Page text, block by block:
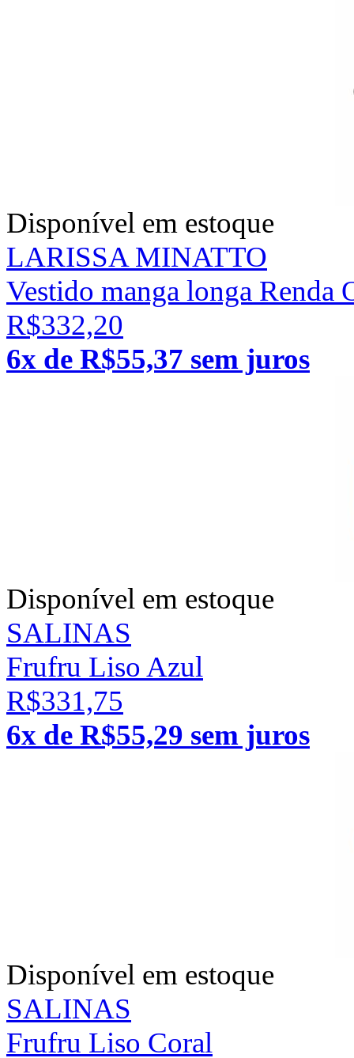
Disponível em estoque
LARISSA MINATTO
Vestido manga longa Renda
R$332,20
6x de R$55,37 sem juros
Disponível em estoque
SALINAS
Frufru Liso Azul
R$331,75
6x de R$55,29 sem juros
Disponível em estoque
SALINAS
Frufru Liso Coral